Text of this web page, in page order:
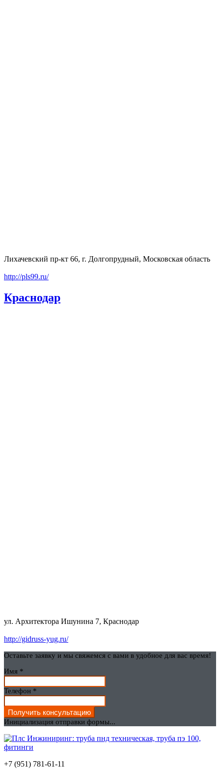
Лихачевский пр-кт 66, г. Долгопрудный, Московская область
http://pls99.ru/
Краснодар
ул. Архитектора Ишунина 7, Краснодар
http://gidruss-yug.ru/
Оставьте заявку и мы свяжемся с вами в удобное для вас время!
Имя *
Телефон *
Получить консультацию
Инициализация отправки формы...
+7 (951) 781-61-11